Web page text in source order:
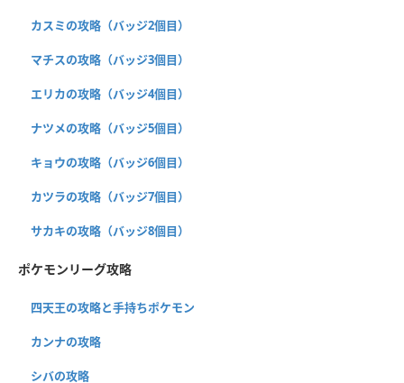
カスミの攻略（バッジ2個目）
マチスの攻略（バッジ3個目）
エリカの攻略（バッジ4個目）
ナツメの攻略（バッジ5個目）
キョウの攻略（バッジ6個目）
カツラの攻略（バッジ7個目）
サカキの攻略（バッジ8個目）
ポケモンリーグ攻略
四天王の攻略と手持ちポケモン
カンナの攻略
シバの攻略